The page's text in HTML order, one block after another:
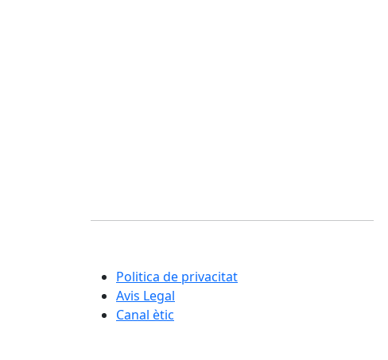
Politica de privacitat
Avis Legal
Canal ètic